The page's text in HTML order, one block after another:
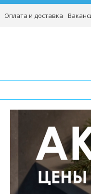
Оплата и доставка